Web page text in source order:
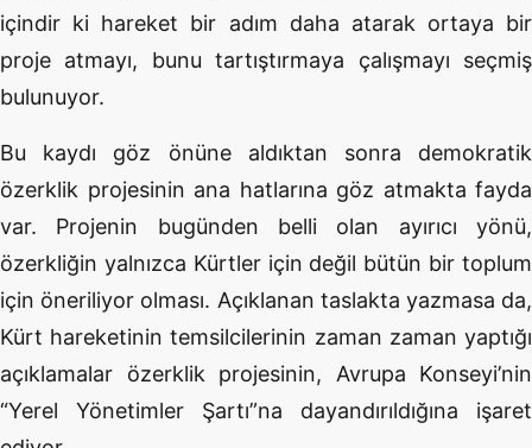
içindir ki hareket bir adım daha atarak ortaya bir
proje atmayı, bunu tartıştırmaya çalışmayı seçmiş
bulunuyor.
Bu kaydı göz önüne aldıktan sonra demokratik
özerklik projesinin ana hatlarına göz atmakta fayda
var. Projenin bugünden belli olan ayırıcı yönü,
özerkliğin yalnızca Kürtler için değil bütün bir toplum
için öneriliyor olması. Açıklanan taslakta yazmasa da,
Kürt hareketinin temsilcilerinin zaman zaman yaptığı
açıklamalar özerklik projesinin, Avrupa Konseyi’nin
“Yerel Yönetimler Şartı”na dayandırıldığına işaret